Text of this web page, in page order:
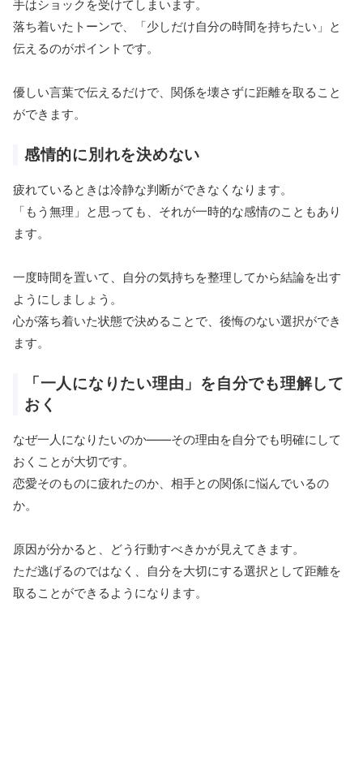
手はショックを受けてしまいます。
落ち着いたトーンで、「少しだけ自分の時間を持ちたい」と
伝えるのがポイントです。
優しい言葉で伝えるだけで、関係を壊さずに距離を取ること
ができます。
感情的に別れを決めない
疲れているときは冷静な判断ができなくなります。
「もう無理」と思っても、それが一時的な感情のこともあり
ます。
一度時間を置いて、自分の気持ちを整理してから結論を出す
ようにしましょう。
心が落ち着いた状態で決めることで、後悔のない選択ができ
ます。
「一人になりたい理由」を自分でも理解して
おく
なぜ一人になりたいのか――その理由を自分でも明確にして
おくことが大切です。
恋愛そのものに疲れたのか、相手との関係に悩んでいるの
か。
原因が分かると、どう行動すべきかが見えてきます。
ただ逃げるのではなく、自分を大切にする選択として距離を
取ることができるようになります。